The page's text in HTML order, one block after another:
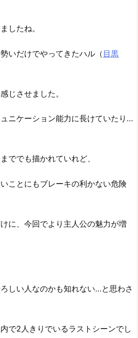
したね。
いだけでやってきたハル（ 目黒
じさせました。
ニケーション能力に長けていたり…
ででも描かれていれど、
ことにもブレーキの利かない危険
に、今回でより主人公の魅力が増
しい人なのかも知れない…と思わさ
で2人きりでいるラストシーンでし